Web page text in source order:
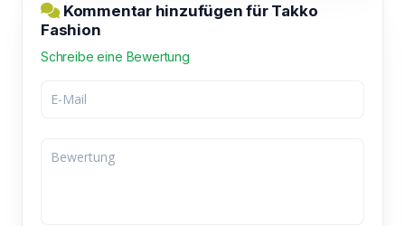
Kommentar hinzufügen für Takko
Fashion
Schreibe eine Bewertung